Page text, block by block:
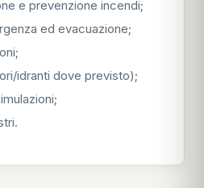
e prevenzione incendi;
ed evacuazione;
idranti dove previsto);